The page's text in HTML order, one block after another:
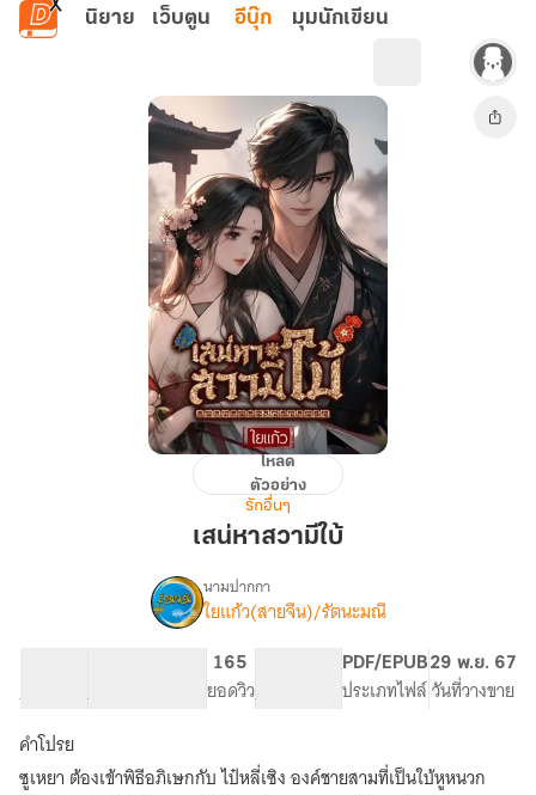
ข้ามไปยังเนื้อหาหลัก
นิยาย เว็บตูน อีบุ๊ก มุมนักเขียน
เสน่หา
โหลด
ตัวอย่าง
รักอื่นๆ
เสน่หาสวามีใบ้
เรื่อง
นามปากกา
ใยแก้ว(สายจีน)/รัตนะมณี
จำนวนคำ จำนวนหน้า (A5)
165
ยอดวิวระดับเนื้อหา
PDF/EPUB
ประเภทไฟล์
29 พ.ย. 67
วันที่วางขาย
คำโปรย
ซูเหยา ต้องเข้าพิธีอภิเษกกับ ไป๋หลี่เซิง องค์ชายสามที่เป็นใบ้หูหนวก